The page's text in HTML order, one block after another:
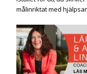
målinriktat med